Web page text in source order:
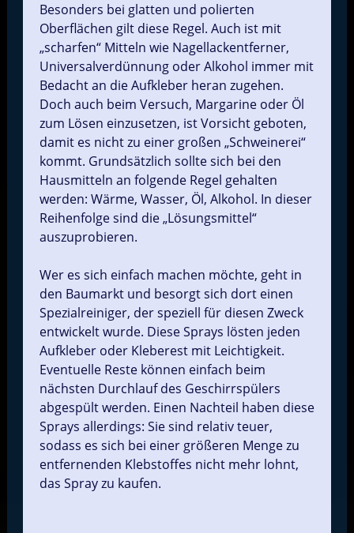
Besonders bei glatten und polierten
Oberflächen gilt diese Regel. Auch ist mit
„scharfen“ Mitteln wie Nagellackentferner,
Universalverdünnung oder Alkohol immer mit
Bedacht an die Aufkleber heran zugehen.
Doch auch beim Versuch, Margarine oder Öl
zum Lösen einzusetzen, ist Vorsicht geboten,
damit es nicht zu einer großen „Schweinerei“
kommt. Grundsätzlich sollte sich bei den
Hausmitteln an folgende Regel gehalten
werden: Wärme, Wasser, Öl, Alkohol. In dieser
Reihenfolge sind die „Lösungsmittel“
auszuprobieren.
Wer es sich einfach machen möchte, geht in
den Baumarkt und besorgt sich dort einen
Spezialreiniger, der speziell für diesen Zweck
entwickelt wurde. Diese Sprays lösten jeden
Aufkleber oder Kleberest mit Leichtigkeit.
Eventuelle Reste können einfach beim
nächsten Durchlauf des Geschirrspülers
abgespült werden. Einen Nachteil haben diese
Sprays allerdings: Sie sind relativ teuer,
sodass es sich bei einer größeren Menge zu
entfernenden Klebstoffes nicht mehr lohnt,
das Spray zu kaufen.